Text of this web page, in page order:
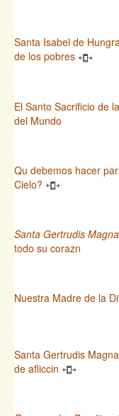
Santa Isabel de
de los pobres
El Santo Sacrificio de
del Mundo
Qu debemos hacer
Cielo?
Santa Gertrudis Magna
todo su corazn
Nuestra Madre de la
Santa Gertrudis
de afliccin